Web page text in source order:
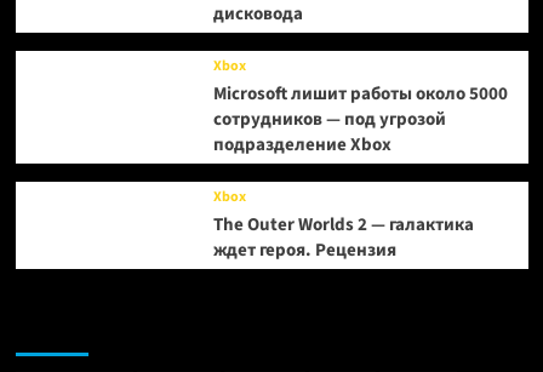
дисковода
Xbox
Microsoft лишит работы около 5000
сотрудников — под угрозой
подразделение Xbox
Xbox
The Outer Worlds 2 — галактика
ждет героя. Рецензия